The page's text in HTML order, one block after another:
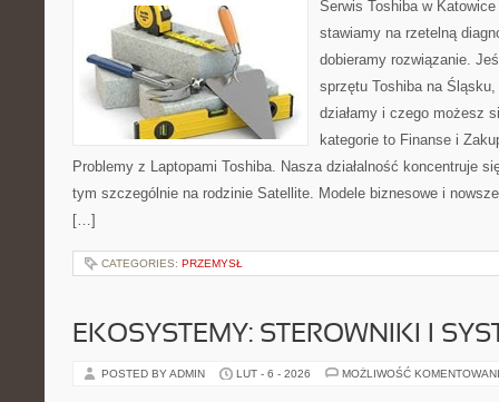
Serwis Toshiba w
stawiamy na rzetelną
dobieramy rozwiązanie.
sprzętu Toshiba na
działamy i czego możesz
kategorie to Finanse i
Problemy z Laptopami Toshiba. Nasza działalność koncentruje
tym szczególnie na rodzinie Satellite. Modele biznesowe i
[…]
CATEGORIES: PRZEMYSŁ
EKOSYSTEMY: STEROWNIKI I
POSTED BY ADMIN LUT - 6 - 2026 MOŻLIWOŚĆ